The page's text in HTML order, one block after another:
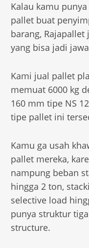
Kalau kamu
pallet buat
barang,
yang bisa jadi
Kami jual pallet
memuat 6000 kg
160 mm tipe NS
tipe pallet ini
Kamu ga usah
pallet mereka,
nampung beban
hingga 2 ton,
selective load
punya struktur
structure.